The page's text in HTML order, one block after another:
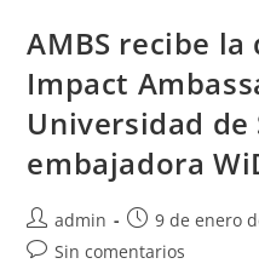
AMBS recibe
Impact
Universidad
embajadora
admin 9 de enero
Sin comentarios